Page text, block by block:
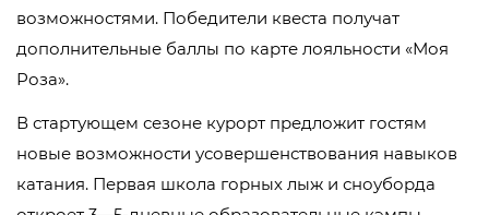
возможностями. Победители квеста получат
дополнительные баллы по карте лояльности «Моя
Роза».
В стартующем сезоне курорт предложит гостям
новые возможности усовершенствования навыков
катания. Первая школа горных лыж и сноуборда